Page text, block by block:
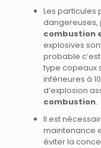
Les particules
dangereuses,
combustion
explosives
probable
type copeaux
inférieures à
d’explosion
combustion.
Il est
maintenance
éviter la